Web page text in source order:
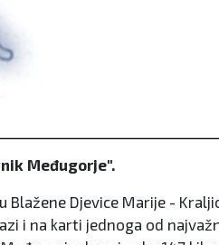
Međugorje".
Djevice Marije -
i na karti jednoga od